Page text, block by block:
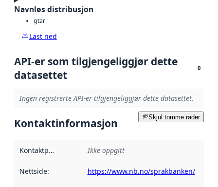
Navnløs distribusjon
gtar
Last ned
API-er som tilgjengeliggjør dette
datasettet
0
Ingen registrerte API-er tilgjengeliggjør dette datasettet.
Skjul tomme rader
Kontaktinformasjon
Kontaktpunkt Ikke oppgitt
Nettside: https://www.nb.no/sprakbanken/